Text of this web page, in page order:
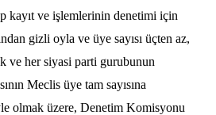
kayıt ve işlemlerinin denetimi için
gizli oyla ve üye sayısı üçten az,
ve her siyasi parti gurubunun
Meclis üye tam sayısına
olmak üzere, Denetim Komisyonu